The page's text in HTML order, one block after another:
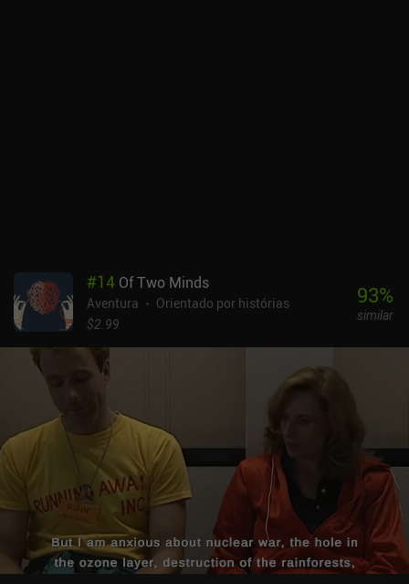
#14 Of Two Minds
Aventura
Orientado por histórias
$2.99
93%
similar